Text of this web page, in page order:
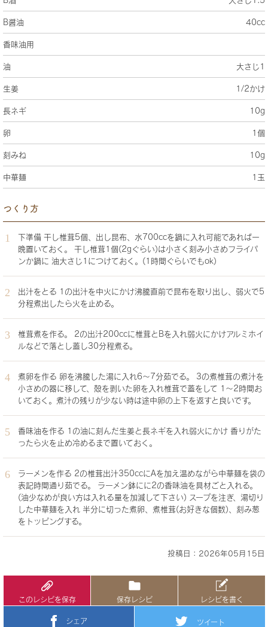
B醤油 40cc
香味油用
油 大さじ1
生姜 1/2かけ
長ネギ 10g
卵 1個
刻みね 10g
中華麺 1玉
つくり方
下準備 干し椎茸5個、出し昆布、水700ccを鍋に入れ可能であれば一
晩置いておく。 干し椎茸1個(2gぐらい)は小さく刻み小さめフライパ
ンか鍋に 油大さじ1につけておく。(1時間ぐらいでもok)
出汁をとる 1の出汁を中火にかけ沸騰直前で昆布を取り出し、弱火で5
分程煮出したら火を止める。
椎茸煮を作る。 2の出汁200ccに椎茸とBを入れ弱火にかけアルミホイ
ルなどで落とし蓋し30分程煮る。
煮卵を作る 卵を沸騰した湯に入れ6〜7分茹でる。 3の煮椎茸の煮汁を
小さめの器に移して、殻を剥いた卵を入れ椎茸で蓋をして 1〜2時間お
いておく。煮汁の残りが少ない時は途中卵の上下を返すと良いです。
香味油を作る 1の油に刻んだ生姜と長ネギを入れ弱火にかけ 香りがた
ったら火を止め冷めるまで置いておく。
ラーメンを作る 2の椎茸出汁350ccにAを加え温めながら中華麺を袋の
表記時間通り茹でる。 ラーメン鉢にに2の香味油を具材ごと入れる。
(油少なめが良い方は入れる量を加減して下さい) スープを注ぎ、湯切り
した中華麺を入れ 半分に切った煮卵、煮椎茸(お好きな個数)、刻み葱
をトッピングする。
投稿日：2026年05月15日
このレシピを保存 保存レシピ レシピを書く
シェア ツイート